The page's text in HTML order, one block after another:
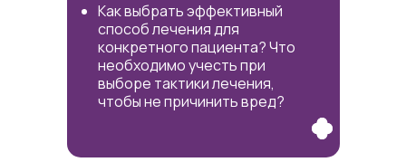
Как выбрать эффективный
способ лечения для
конкретного пациента? Что
необходимо учесть при
выборе тактики лечения,
чтобы не причинить вред?